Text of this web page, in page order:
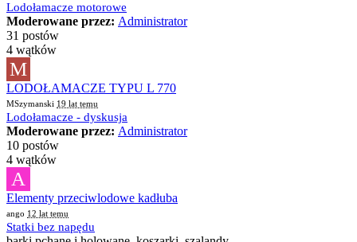
Lodołamacze motorowe
Moderowane przez: Administrator
31 postów
4 wątków
M
LODOŁAMACZE TYPU L 770
MSzymanski 19 lat temu
Lodołamacze - dyskusja
Moderowane przez: Administrator
10 postów
4 wątków
A
Elementy przeciwlodowe kadłuba
ango 12 lat temu
Statki bez napędu